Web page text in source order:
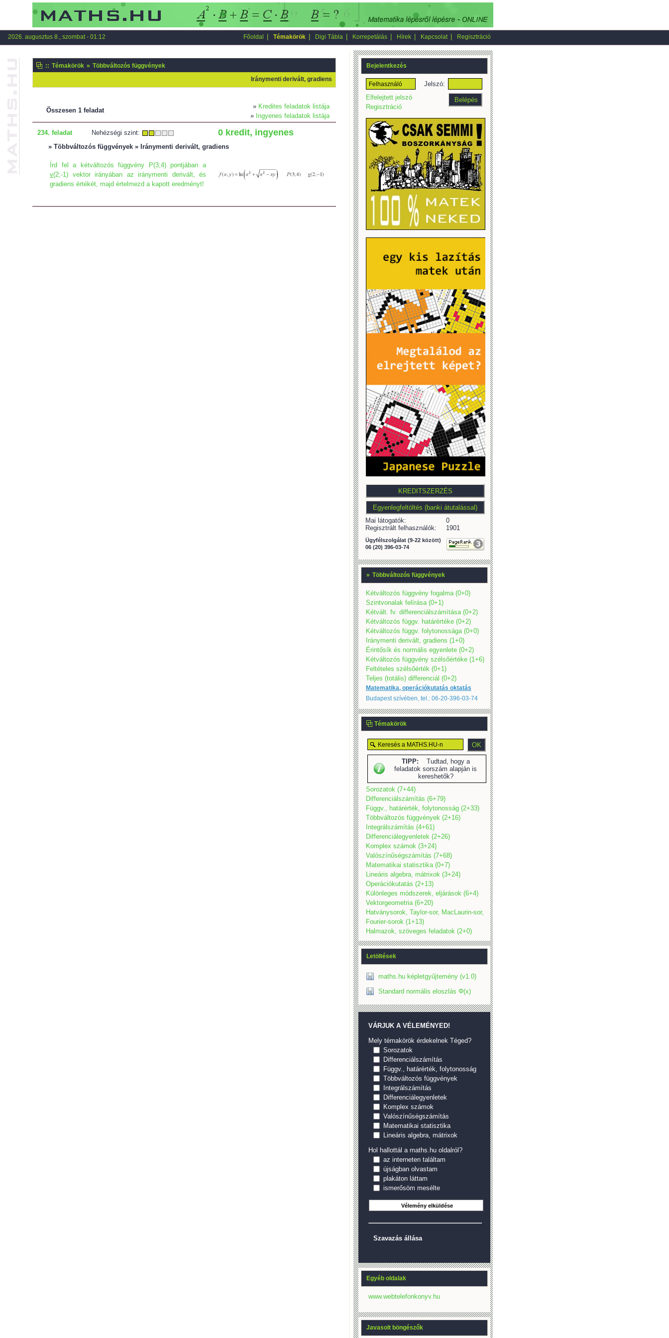
2026. augusztus 8., szombat - 01:12 Főoldal Témakörök Digi Tábla Korrepetálás Hírek Kapcsolat Regisztráció
:: Témakörök » Többváltozós függvények
Iránymenti derivált, gradiens
Összesen 1 feladat
» Kredites feladatok listája
» Ingyenes feladatok listája
234. feladat Nehézségi szint: 0 kredit, ingyenes
» Többváltozós függvények » Iránymenti derivált, gradiens
Írd fel a kétváltozós függvény P(3;4) pontjában a
v(2;-1) vektor irányában az iránymenti derivált, és
gradiens értékét, majd értelmezd a kapott eredményt!
Bejelentkezés
Jelszó:
Elfelejtett jelszó
Regisztráció
Mai látogatók:
0
Regisztrált felhasználók:
1901
Ügyfélszolgálat (9-22 között)
06 (20) 396-03-74
» Többváltozós függvények
Kétváltozós függvény fogalma (0+0)
Szintvonalak felírása (0+1)
Kétvált. fv. differenciálszámítása (0+2)
Kétváltozós függv. határértéke (0+2)
Kétváltozós függv. folytonossága (0+0)
Iránymenti derivált, gradiens (1+0)
Érintősík és normális egyenlete (0+2)
Kétváltozós függvény szélsőértéke (1+6)
Feltételes szélsőérték (0+1)
Teljes (totális) differenciál (0+2)
Matematika, operációkutatás oktatás
Budapest szívében, tel.: 06-20-396-03-74
Témakörök
TIPP: Tudtad, hogy a
feladatok sorszám alapján is
kereshetők?
Sorozatok (7+44)
Differenciálszámítás (6+79)
Függv., határérték, folytonosság (2+33)
Többváltozós függvények (2+16)
Integrálszámítás (4+61)
Differenciálegyenletek (2+26)
Komplex számok (3+24)
Valószínűségszámítás (7+68)
Matematikai statisztika (0+7)
Lineáris algebra, mátrixok (3+24)
Operációkutatás (2+13)
Különleges módszerek, eljárások (6+4)
Vektorgeometria (6+20)
Hatványsorok, Taylor-sor, MacLaurin-sor,
Fourier-sorok (1+13)
Halmazok, szöveges feladatok (2+0)
Letöltések
maths.hu képletgyűjtemény (v1.0)
Standard normális eloszlás Φ(x)
VÁRJUK A VÉLEMÉNYED!
Mely témakörök érdekelnek Téged?
Sorozatok
Differenciálszámítás
Függv., határérték, folytonosság
Többváltozós függvények
Integrálszámítás
Differenciálegyenletek
Komplex számok
Valószínűségszámítás
Matematikai statisztika
Lineáris algebra, mátrixok
Hol hallottál a maths.hu oldalról?
az interneten találtam
újságban olvastam
plakáton láttam
ismerősöm mesélte
Szavazás állása
Egyéb oldalak
www.webtelefonkonyv.hu
Javasolt böngészők